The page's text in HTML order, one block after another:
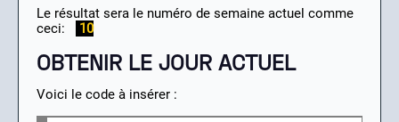
Le résultat sera le numéro de semaine actuel comme
ceci:
10
OBTENIR LE JOUR ACTUEL
Voici le code à insérer :